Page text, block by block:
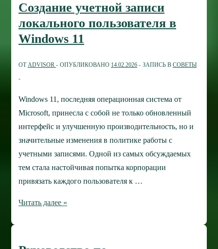
по
IP-
адресу:
по
печати
Создание учетной записи
локального пользователя в
Windows 11
ОТADVISOR ОПУБЛИКОВАНО 14.02.2026 ЗАПИСЬ В СОВЕТЫ
Windows 11, последняя операционная система от
Microsoft, принесла с собой не только обновленный
интерфейс и улучшенную производительность, но и
значительные изменения в политике работы с
учетными записями. Одной из самых обсуждаемых
тем стала настойчивая попытка корпорации
привязать каждого пользователя к …
Создание
Читать далее »